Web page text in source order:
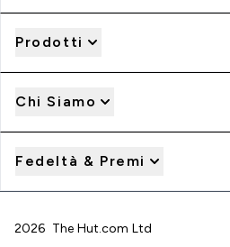
Prodotti
Chi Siamo
Fedeltà & Premi
2026 The Hut.com Ltd